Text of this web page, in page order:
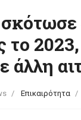
άλλη
Επικαιρότητα